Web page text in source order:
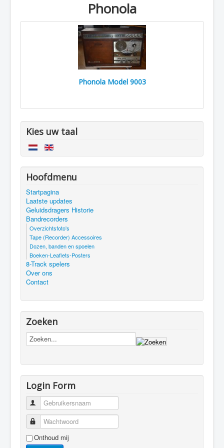
Phonola
Phonola Model 9003
Kies uw taal
Hoofdmenu
Startpagina
Laatste updates
Geluidsdragers Historie
Bandrecorders
Overzichtsfoto's
Tape (Recorder) Accessoires
Dozen, banden en spoelen
Boeken-Leaflets-Posters
8-Track spelers
Over ons
Contact
Zoeken
Login Form
Gebruikersnaam
Wachtwoord
Onthoud mij